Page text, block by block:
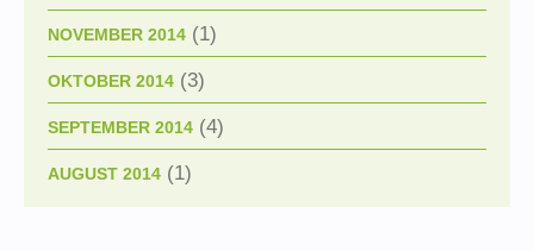
NOVEMBER 2014 (1)
OKTOBER 2014 (3)
SEPTEMBER 2014 (4)
AUGUST 2014 (1)